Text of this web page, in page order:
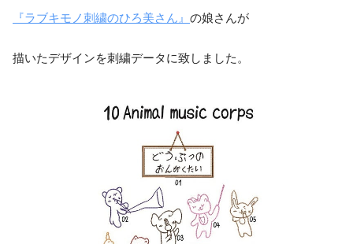
『ラブキモノ刺繍のひろ美さん』 の娘さんが
描いたデザインを刺繍データに致しました。